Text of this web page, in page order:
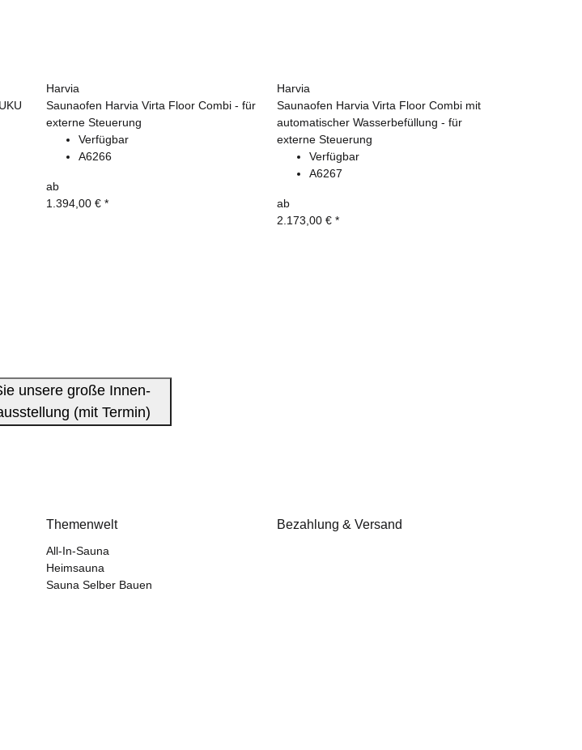
Harvia
Saunaofen Harvia Virta Floor Combi - für
externe Steuerung
Verfügbar
A6266
ab
1.394,00 € *
Harvia
Saunaofen Harvia Virta Floor Combi mit
automatischer Wasserbefüllung - für
externe Steuerung
Verfügbar
A6267
ab
2.173,00 € *
unsere große Innen-
(mit Termin)
Themenwelt
All-In-Sauna
Heimsauna
Sauna Selber Bauen
Bezahlung & Versand